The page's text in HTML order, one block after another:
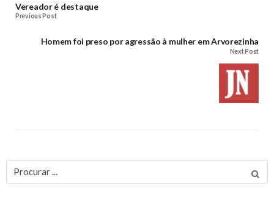
Vereador é destaque
Previous Post
Homem foi preso por agressão à mulher em Arvorezinha
Next Post
Procurar